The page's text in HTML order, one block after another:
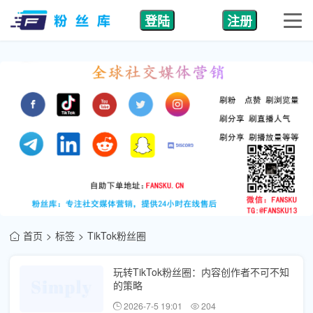
登陆 注册
首页 标签 TikTok粉丝圈
玩转TikTok粉丝圈：内容创作者不可不知
的策略
2026-7-5 19:01 204